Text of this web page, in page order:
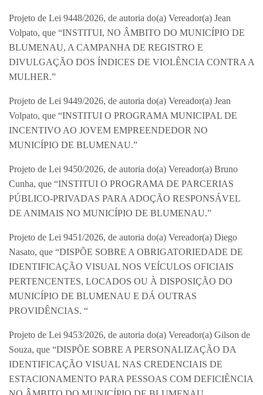
Projeto de Lei 9448/2026, de autoria do(a) Vereador(a) Jean
Volpato, que “INSTITUI, NO ÂMBITO DO MUNICÍPIO DE
BLUMENAU, A CAMPANHA DE REGISTRO E
DIVULGAÇÃO DOS ÍNDICES DE VIOLÊNCIA CONTRA A
MULHER.”
Projeto de Lei 9449/2026, de autoria do(a) Vereador(a) Jean
Volpato, que “INSTITUI O PROGRAMA MUNICIPAL DE
INCENTIVO AO JOVEM EMPREENDEDOR NO
MUNICÍPIO DE BLUMENAU.”
Projeto de Lei 9450/2026, de autoria do(a) Vereador(a) Bruno
Cunha, que “INSTITUI O PROGRAMA DE PARCERIAS
PÚBLICO-PRIVADAS PARA ADOÇÃO RESPONSÁVEL
DE ANIMAIS NO MUNICÍPIO DE BLUMENAU.”
Projeto de Lei 9451/2026, de autoria do(a) Vereador(a) Diego
Nasato, que “DISPÕE SOBRE A OBRIGATORIEDADE DE
IDENTIFICAÇÃO VISUAL NOS VEÍCULOS OFICIAIS
PERTENCENTES, LOCADOS OU À DISPOSIÇÃO DO
MUNICÍPIO DE BLUMENAU E DÁ OUTRAS
PROVIDÊNCIAS. “
Projeto de Lei 9453/2026, de autoria do(a) Vereador(a) Gilson de
Souza, que “DISPÕE SOBRE A PERSONALIZAÇÃO DA
IDENTIFICAÇÃO VISUAL NAS CREDENCIAIS DE
ESTACIONAMENTO PARA PESSOAS COM DEFICIÊNCIA